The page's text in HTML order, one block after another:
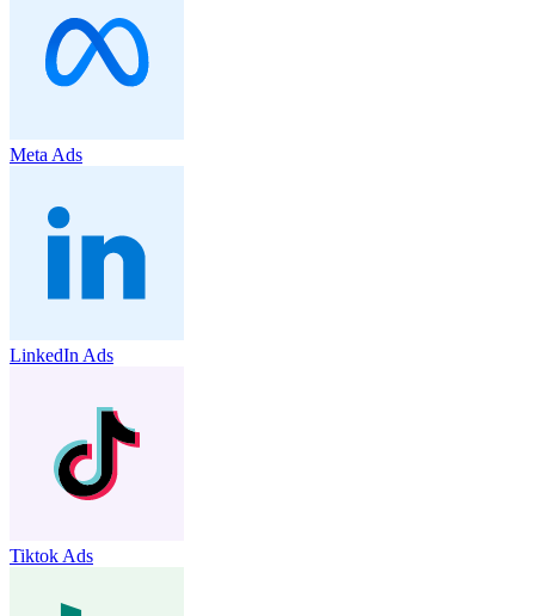
Meta Ads
LinkedIn Ads
Tiktok Ads